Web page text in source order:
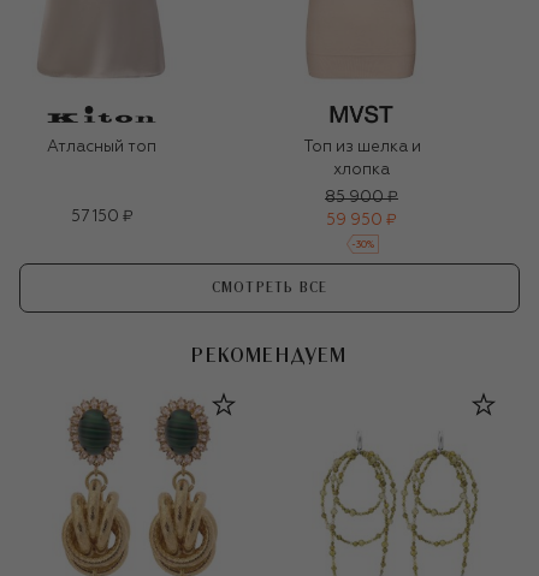
Атласный топ
57 150 ₽
Топ из шелка и
хлопка
85 900 ₽
59 950 ₽
-30%
СМОТРЕТЬ ВСЕ
РЕКОМЕНДУЕМ